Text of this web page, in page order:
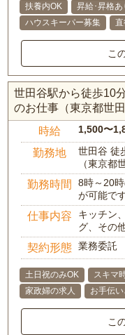
扶養内OK
昇給･昇格あ
ハウスキーパー募集
こ
世田谷駅から徒歩10
のお仕事（東京都世田
時給 1,500〜
勤務地
世田谷 徒
（東京都
勤務時間
8時～20
が可能で
仕事内容
キッチン
グ、その
契約形態 業務委託
土日祝のみOK スキマ
家政婦の求人
お手伝
こ